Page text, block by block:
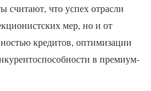
считают, что успех отрасли
мер, но и от
кредитов, оптимизации
в премиум-